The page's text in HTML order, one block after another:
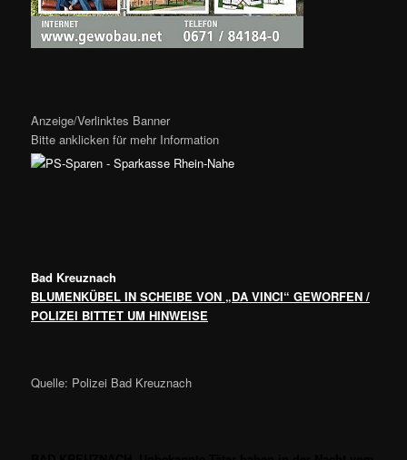
Anzeige/Verlinktes Banner
Bitte anklicken für mehr Information
Bad Kreuznach
BLUMENKÜBEL IN SCHEIBE VON „DA VINCI“ GEWORFEN /
POLIZEI BITTET UM HINWEISE
Quelle: Polizei Bad Kreuznach